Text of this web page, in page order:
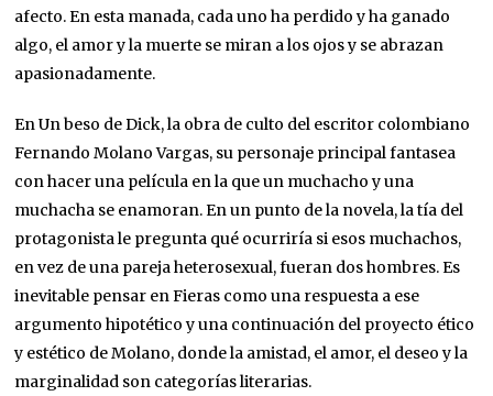
afecto. En esta manada, cada uno ha perdido y ha ganado
algo, el amor y la muerte se miran a los ojos y se abrazan
apasionadamente.
En Un beso de Dick, la obra de culto del escritor colombiano
Fernando Molano Vargas, su personaje principal fantasea
con hacer una película en la que un muchacho y una
muchacha se enamoran. En un punto de la novela, la tía del
protagonista le pregunta qué ocurriría si esos muchachos,
en vez de una pareja heterosexual, fueran dos hombres. Es
inevitable pensar en Fieras como una respuesta a ese
argumento hipotético y una continuación del proyecto ético
y estético de Molano, donde la amistad, el amor, el deseo y la
marginalidad son categorías literarias.